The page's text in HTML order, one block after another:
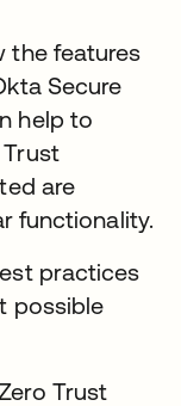
the features
Secure
help to
are
functionality.
practices
possible
Trust